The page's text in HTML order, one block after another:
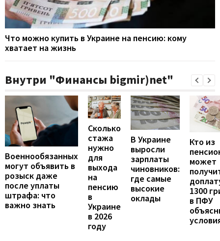
Что можно купить в Украине на пенсию: кому
хватает на жизнь
Внутри "Финансы bigmir)net"
Военнообязанных
могут объявить в
розыск даже
после уплаты
штрафа: что
важно знать
Сколько
стажа
нужно
для
выхода
на
пенсию
в
Украине
в 2026
году
В Украине
выросли
зарплаты
чиновников:
где самые
высокие
оклады
Кто из
может
1300
в ПФУ